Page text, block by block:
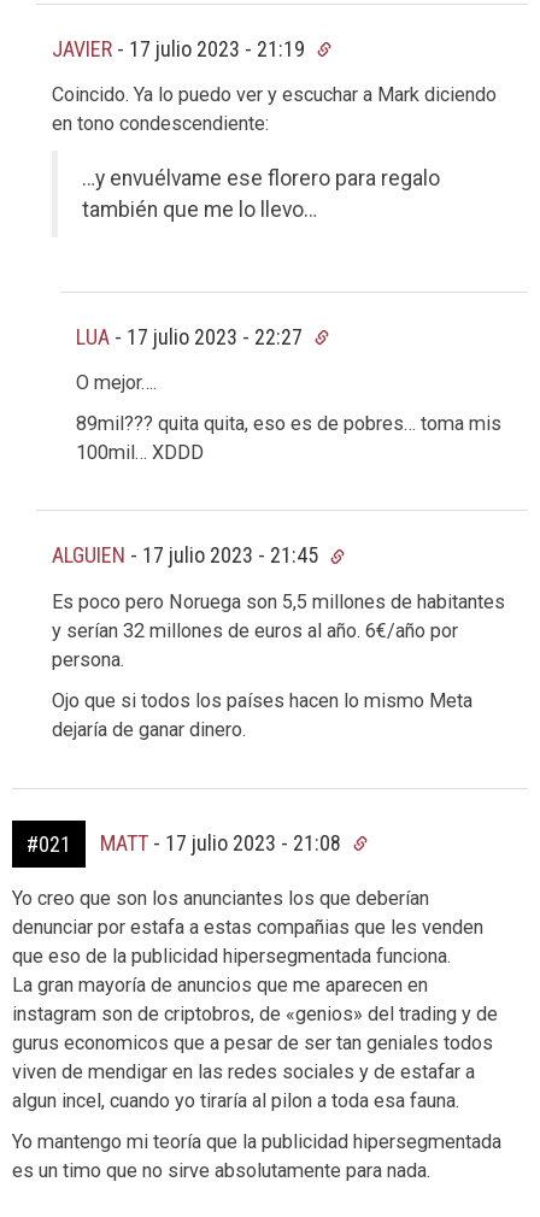
JAVIER - 17 julio 2023 - 21:19
Coincido. Ya lo puedo ver y escuchar a Mark diciendo
en tono condescendiente:
…y envuélvame ese florero para regalo
también que me lo llevo…
LUA - 17 julio 2023 - 22:27
O mejor….
89mil??? quita quita, eso es de pobres… toma mis
100mil… XDDD
ALGUIEN - 17 julio 2023 - 21:45
Es poco pero Noruega son 5,5 millones de habitantes
y serían 32 millones de euros al año. 6€/año por
persona.
Ojo que si todos los países hacen lo mismo Meta
dejaría de ganar dinero.
#021 MATT - 17 julio 2023 - 21:08
Yo creo que son los anunciantes los que deberían
denunciar por estafa a estas compañias que les venden
que eso de la publicidad hipersegmentada funciona.
La gran mayoría de anuncios que me aparecen en
instagram son de criptobros, de «genios» del trading y de
gurus economicos que a pesar de ser tan geniales todos
viven de mendigar en las redes sociales y de estafar a
algun incel, cuando yo tiraría al pilon a toda esa fauna.
Yo mantengo mi teoría que la publicidad hipersegmentada
es un timo que no sirve absolutamente para nada.